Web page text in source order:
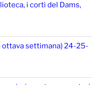
i corti del Dams,
ottava settimana) 24-25-